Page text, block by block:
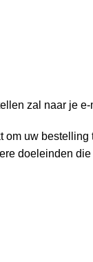
zal naar je
uw bestelling
doeleinden